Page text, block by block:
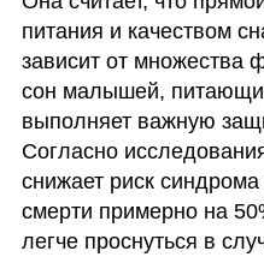
питания и качеством
зависит от множества
сон малышей,
выполняет важную
Согласно
снижает риск
смерти примерно на
легче проснуться в